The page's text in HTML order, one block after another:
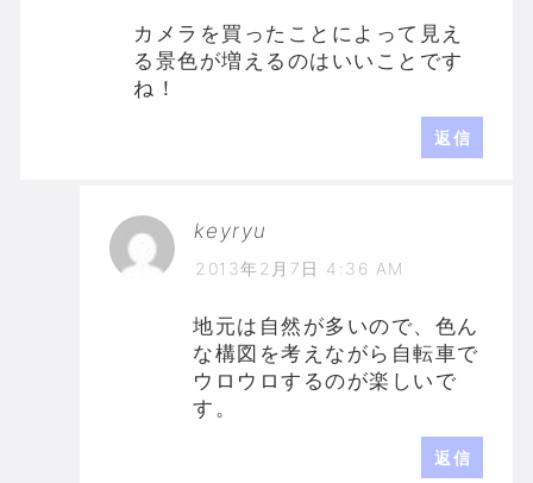
カメラを買ったことによって見え
る景色が増えるのはいいことです
ね！
返信
keyryu
2013年2月7日 4:36 AM
地元は自然が多いので、色ん
な構図を考えながら自転車で
ウロウロするのが楽しいで
す。
返信